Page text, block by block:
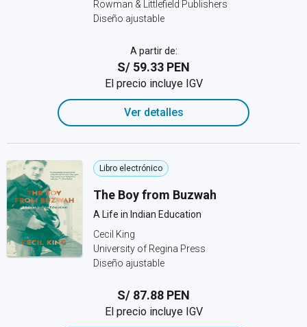
Rowman & Littlefield Publishers
Diseño ajustable
A partir de:
S/ 59.33 PEN
El precio incluye IGV
Ver detalles
Libro electrónico
The Boy from Buzwah
A Life in Indian Education
Cecil King
University of Regina Press
Diseño ajustable
S/ 87.88 PEN
El precio incluye IGV